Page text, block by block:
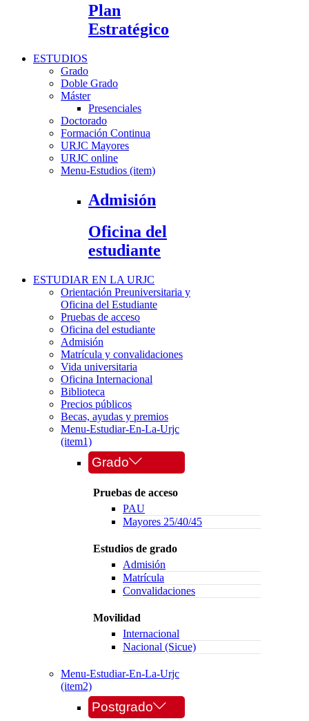
Plan
Estratégico
ESTUDIOS
Grado
Doble Grado
Máster
Presenciales
Doctorado
Formación Continua
URJC Mayores
URJC online
Menu-Estudios (item)
Admisión
Oficina del
estudiante
ESTUDIAR EN LA URJC
Orientación Preuniversitaria y
Oficina del Estudiante
Pruebas de acceso
Oficina del estudiante
Admisión
Matrícula y convalidaciones
Vida universitaria
Oficina Internacional
Biblioteca
Precios públicos
Becas, ayudas y premios
Menu-Estudiar-En-La-Urjc
(item1)
Grado
Pruebas de acceso
PAU
Mayores 25/40/45
Estudios de grado
Admisión
Matrícula
Convalidaciones
Movilidad
Internacional
Nacional (Sicue)
Menu-Estudiar-En-La-Urjc
(item2)
Postgrado